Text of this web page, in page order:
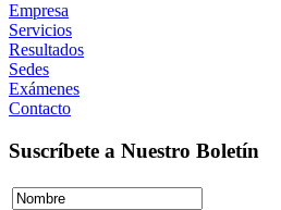
Empresa
Servicios
Resultados
Sedes
Exámenes
Contacto
Suscríbete a Nuestro Boletín